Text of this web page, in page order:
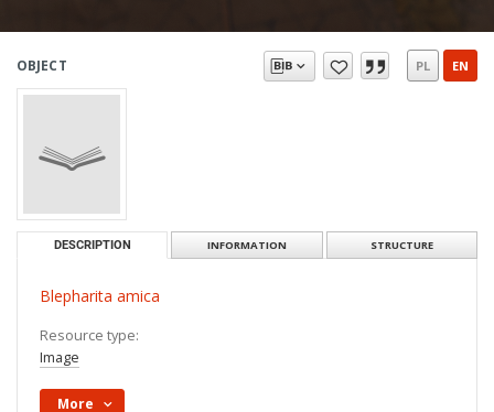
OBJECT PL EN
DESCRIPTION INFORMATION STRUCTURE
Blepharita amica
Resource type:
Image
More